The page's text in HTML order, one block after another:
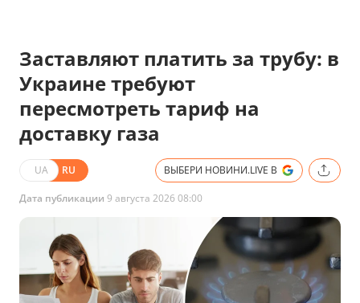
Заставляют платить за трубу: в
Украине требуют
пересмотреть тариф на
доставку газа
UA RU ВЫБЕРИ НОВИНИ.LIVE В
Дата публикации 9 августа 2026 08:00